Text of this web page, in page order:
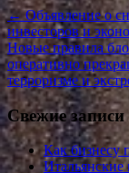
←Объявление о
инвесторов и
Новые правила
оперативно
терроризме и
Свежие записи
Как бизнесу
Итальянские